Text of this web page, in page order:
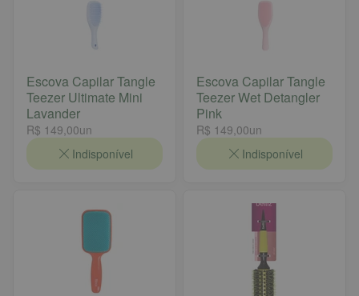
Escova Capilar Tangle
Teezer Ultimate Mini
Lavander
R$ 149,00un
Indisponível
Escova Capilar Tangle
Teezer Wet Detangler
Pink
R$ 149,00un
Indisponível